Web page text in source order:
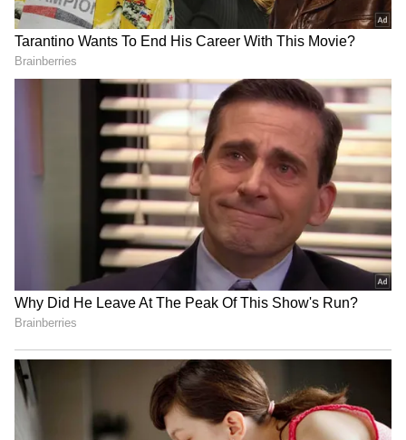
கண்டனம் தெரிவித்து, அமளியில்
ஈடுபட்டனர். இதனால் நாடாளுமன்றம் கடந்த
3 நாட்களாக எந்த பணிகளும் நடக்காமல்
முடங்கியது. இதையடுத்து மத்திய
நிதிஅமைச்சர் நிர்மலா சீதாராமன் திடீரென
நேற்றுமுன்தினம் ஜிஎஸ்டி வரி குறித்து
விளக்கம்அளித்தார்.
சதுர்வேத்தின் அதிரடி சதத்தால்
கோவையை வீழ்த்திய மதுரை
பேந்தர்ஸ்
TNPL: சேலம் ஸ்பார்டன்ஸை
வீழ்த்திய திருச்சி கிராண்ட்
சோழாஸ் !